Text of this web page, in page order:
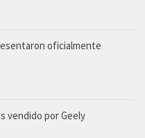
oficialmente
vendido por Geely